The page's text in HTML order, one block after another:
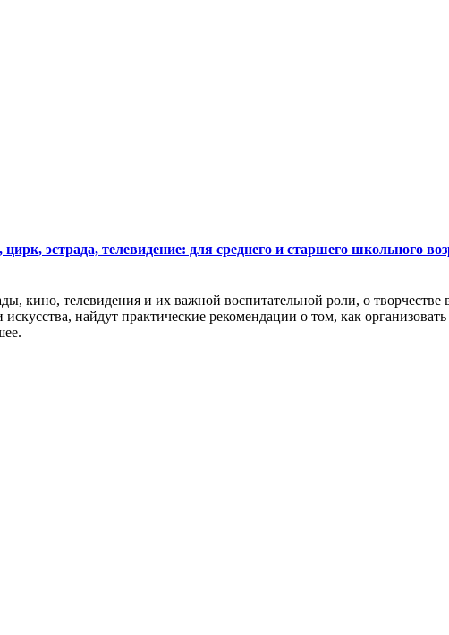
эстрада, телевидение: для среднего и старшего школьного
кино, телевидения и их важной воспитательной роли, о
найдут практические рекомендации о том, как